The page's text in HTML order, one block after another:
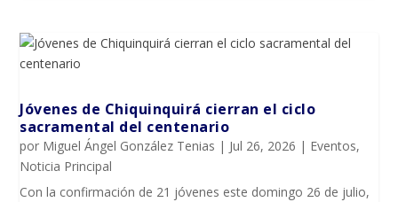
Jóvenes de Chiquinquirá cierran el ciclo
sacramental del centenario
por Miguel Ángel González Tenias | Jul 26, 2026 | Eventos,
Noticia Principal
Con la confirmación de 21 jóvenes este domingo 26 de julio,